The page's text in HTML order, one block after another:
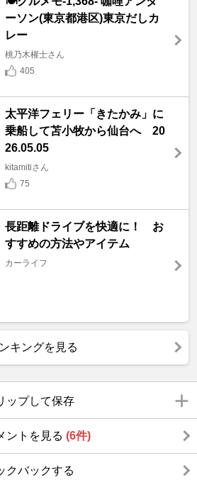
ーソン(東京都港区)東京だしカ
レー
桃乃木權士さん
405
太平洋フェリー「きたかみ」に
乗船して苫小牧から仙台へ 20
26.05.05
kitamitiさん
75
長距離ドライブを快適に！ お
すすめの方法やアイテム
カーライフ
キングを見る
ップして保存
ントを見る (6件)
クバックする